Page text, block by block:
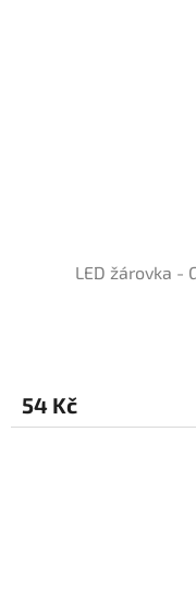
LED žárovka -
je
4,0
54 Kč